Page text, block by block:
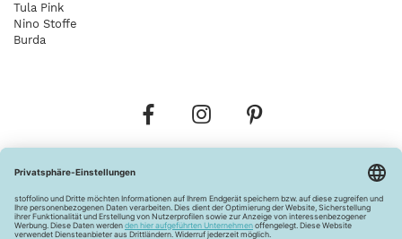
Tula Pink
Nino Stoffe
Burda
Widerrufsbelehrung Vertrag widerrufen